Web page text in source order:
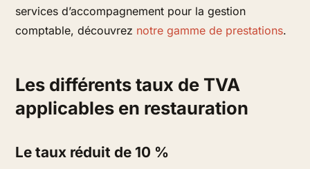
services d’accompagnement pour la gestion
comptable, découvrez notre gamme de prestations.
Les différents taux de TVA
applicables en restauration
Le taux réduit de 10 %